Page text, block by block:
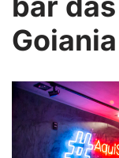
Goiania